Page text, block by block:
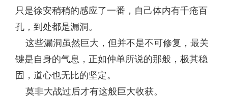
只是徐安稍稍的感应了一番，自己体内有千疮百
孔，到处都是漏洞。
这些漏洞虽然巨大，但并不是不可修复，最关
键是自身的气息，正如仲单所说的那般，极其稳
固，道心也无比的坚定。
莫非大战过后才有这般巨大收获。